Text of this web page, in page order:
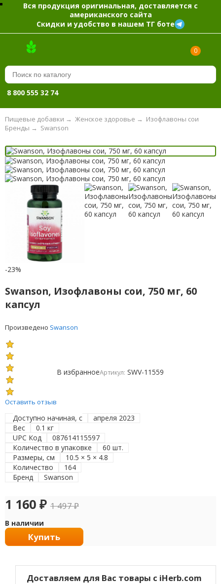
Вся продукция оригинальная, доставляется с
американского сайта
Скидки и удобство в нашем ТГ боте
0
8 800 555 32 74
Пищевые добавки → Женское здоровье → Изофлавоны сои
Swanson
Бренды →
-23%
Swanson, Изофлавоны сои, 750 мг, 60
капсул
Произведено Swanson
Оставить отзыв
В избранноеАртикул: SWV-11559
Доступно начиная, с
апреля 2023
Вес
0.1 кг
UPC Код
087614115597
Количество в упаковке
60 шт.
Размеры, см
10.5 × 5 × 4.8
Количество
164
Бренд
Swanson
1 160 ₽ 1 497₽
В наличии
Купить
Доставляем для Вас товары с iHerb.com